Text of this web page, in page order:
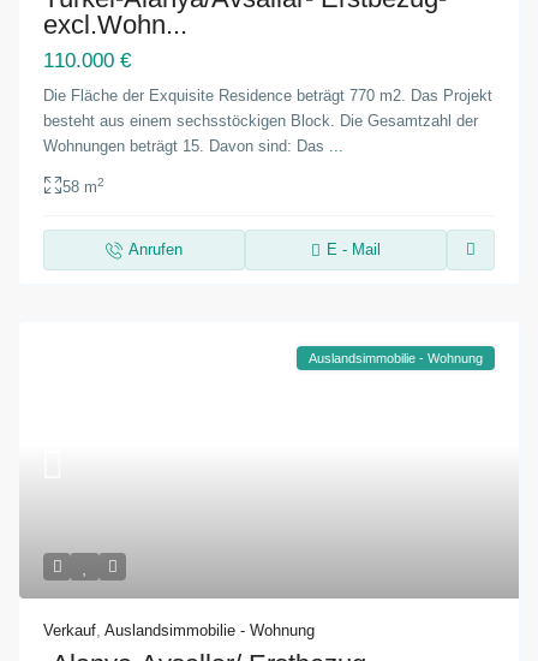
excl.Wohn...
110.000 €
Die Fläche der Exquisite Residence beträgt 770 m2. Das Projekt
besteht aus einem sechsstöckigen Block. Die Gesamtzahl der
Wohnungen beträgt 15. Davon sind: Das ...
58 m2
Anrufen E - Mail
Auslandsimmobilie - Wohnung
Verkauf,Auslandsimmobilie - Wohnung